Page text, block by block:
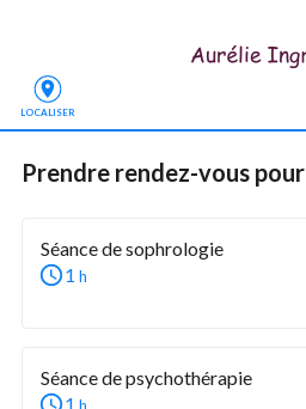
LOCALISER
Prendre rendez-vous pour
Séance de sophrologie
1 h
Séance de psychothérapie
1